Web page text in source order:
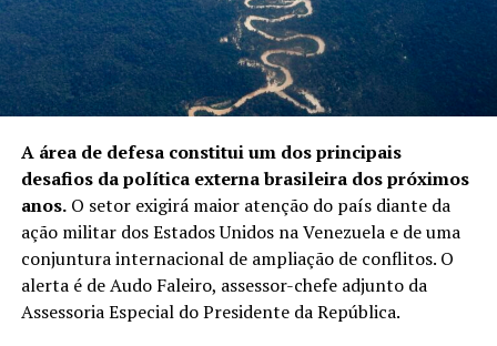
A área de defesa constitui um dos principais
desafios da política externa brasileira dos próximos
anos.O setor exigirá maior atenção do país diante da
ação militar dos Estados Unidos na Venezuela e de uma
conjuntura internacional de ampliação de conflitos. O
alerta é de Audo Faleiro, assessor-chefe adjunto da
Assessoria Especial do Presidente da República.